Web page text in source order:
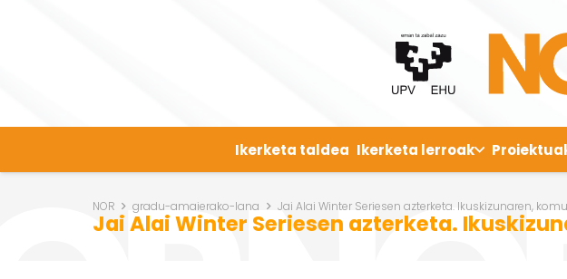
Ikerketa taldea Ikerketa lerroak
NOR gradu-amaierako-lana Jai Alai Winter Seriesen azterketa. Ikuskizunaren,
Jai Alai Winter Seriesen azterketa.